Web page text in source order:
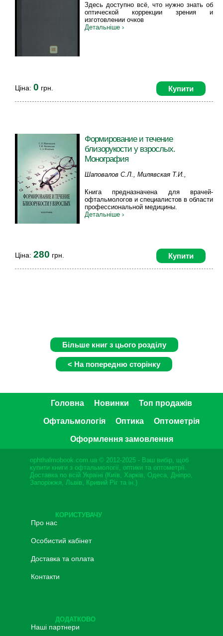
Здесь доступно всё, что нужно знать об
оптической коррекции зрения и
изготовлении очков
Детальніше ›
Купити
Ціна: 0 грн.
Формирование и течение
близорукости у взрослых.
Монография
Шаповалов С.Л., Милявская Т.И.,
Книга предназначена для врачей-
офтальмологов и специалистов в области
профессиональной медицины.
Детальніше ›
Купити
Ціна: 280 грн.
Головна Новинки Топ продажів
Офтальмологія Оптика Оптометрія
Оформлення замовлення
ophthalmobook.com.ua © 2012-2025 - Ваш вибір, щоб
купити книги з офтальмології, оптики та оптометрії.
Доставка по всій Україні (Київ, Харків, Одеса, Дніпро,
Запоріжжя, Львів, Кривий Ріг та ін.)
КОРИСТУВАЧУ
Про нас
Особистий кабінет
Доставка та оплата
Контакти
ДОДАТКОВО
Наші партнери